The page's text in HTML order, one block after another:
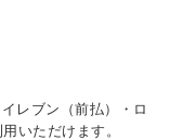
レブン（前払）・ロ
いただけます。